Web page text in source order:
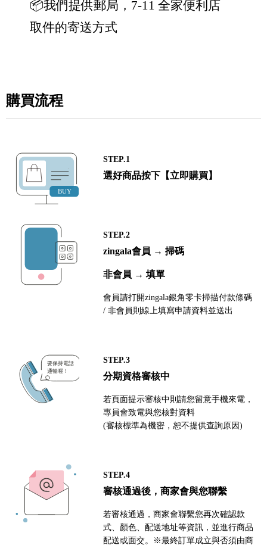
📦我們提供郵局，7-11 全家便利店
取件的寄送方式
購買流程
STEP.1
選好商品按下【立即購買】
STEP.2
zingala會員 → 掃碼
非會員 → 填單
會員請打開zingala銀角零卡掃描付款條碼
/ 非會員則線上填寫申請資料並送出
STEP.3
分期資格審核中
若頁面提示審核中則請您留意手機來電，
專員會致電與您核對資料
(審核標準為機密，恕不提供查詢原因)
STEP.4
審核通過後，商家會與您聯繫
若審核通過，商家會聯繫您再次確認款
式、顏色、配送地址等資訊，並進行商品
配送或面交。※最終訂單成立與否須由商